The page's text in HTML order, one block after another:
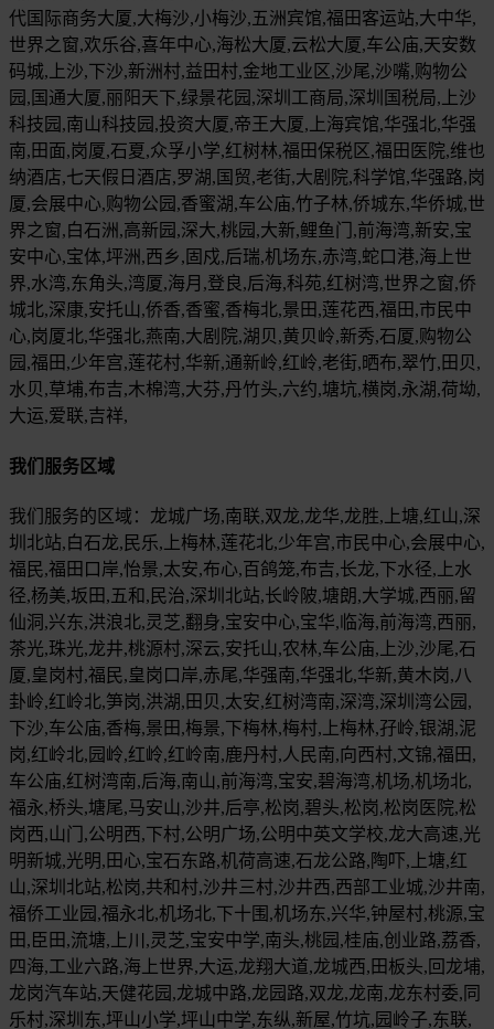
代国际商务大厦,大梅沙,小梅沙,五洲宾馆,福田客运站,大中华,
世界之窗,欢乐谷,喜年中心,海松大厦,云松大厦,车公庙,天安数
码城,上沙,下沙,新洲村,益田村,金地工业区,沙尾,沙嘴,购物公
园,国通大厦,丽阳天下,绿景花园,深圳工商局,深圳国税局,上沙
科技园,南山科技园,投资大厦,帝王大厦,上海宾馆,华强北,华强
南,田面,岗厦,石夏,众孚小学,红树林,福田保税区,福田医院,维也
纳酒店,七天假日酒店,罗湖,国贸,老街,大剧院,科学馆,华强路,岗
厦,会展中心,购物公园,香蜜湖,车公庙,竹子林,侨城东,华侨城,世
界之窗,白石洲,高新园,深大,桃园,大新,鲤鱼门,前海湾,新安,宝
安中心,宝体,坪洲,西乡,固戍,后瑞,机场东,赤湾,蛇口港,海上世
界,水湾,东角头,湾厦,海月,登良,后海,科苑,红树湾,世界之窗,侨
城北,深康,安托山,侨香,香蜜,香梅北,景田,莲花西,福田,市民中
心,岗厦北,华强北,燕南,大剧院,湖贝,黄贝岭,新秀,石厦,购物公
园,福田,少年宫,莲花村,华新,通新岭,红岭,老街,晒布,翠竹,田贝,
水贝,草埔,布吉,木棉湾,大芬,丹竹头,六约,塘坑,横岗,永湖,荷坳,
大运,爱联,吉祥,
我们服务区域
我们服务的区域：龙城广场,南联,双龙,龙华,龙胜,上塘,红山,深
圳北站,白石龙,民乐,上梅林,莲花北,少年宫,市民中心,会展中心,
福民,福田口岸,怡景,太安,布心,百鸽笼,布吉,长龙,下水径,上水
径,杨美,坂田,五和,民治,深圳北站,长岭陂,塘朗,大学城,西丽,留
仙洞,兴东,洪浪北,灵芝,翻身,宝安中心,宝华,临海,前海湾,西丽,
茶光,珠光,龙井,桃源村,深云,安托山,农林,车公庙,上沙,沙尾,石
厦,皇岗村,福民,皇岗口岸,赤尾,华强南,华强北,华新,黄木岗,八
卦岭,红岭北,笋岗,洪湖,田贝,太安,红树湾南,深湾,深圳湾公园,
下沙,车公庙,香梅,景田,梅景,下梅林,梅村,上梅林,孖岭,银湖,泥
岗,红岭北,园岭,红岭,红岭南,鹿丹村,人民南,向西村,文锦,福田,
车公庙,红树湾南,后海,南山,前海湾,宝安,碧海湾,机场,机场北,
福永,桥头,塘尾,马安山,沙井,后亭,松岗,碧头,松岗,松岗医院,松
岗西,山门,公明西,下村,公明广场,公明中英文学校,龙大高速,光
明新城,光明,田心,宝石东路,机荷高速,石龙公路,陶吓,上塘,红
山,深圳北站,松岗,共和村,沙井三村,沙井西,西部工业城,沙井南,
福侨工业园,福永北,机场北,下十围,机场东,兴华,钟屋村,桃源,宝
田,臣田,流塘,上川,灵芝,宝安中学,南头,桃园,桂庙,创业路,荔香,
四海,工业六路,海上世界,大运,龙翔大道,龙城西,田板头,回龙埔,
龙岗汽车站,天健花园,龙城中路,龙园路,双龙,龙南,龙东村委,同
乐村,深圳东,坪山小学,坪山中学,东纵,新屋,竹坑,园岭子,东联,